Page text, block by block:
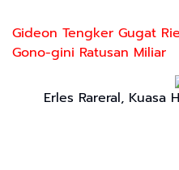
Gideon Tengker Gugat
Gono-gini Ratusan Miliar
Erles Rareral, Kuasa